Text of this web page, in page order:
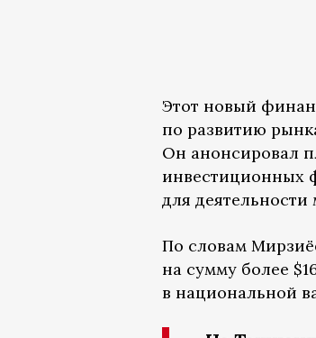
Этот новый
по развитию
Он анонсировал
инвестиционных
для
По словам
на сумму более
в национальной